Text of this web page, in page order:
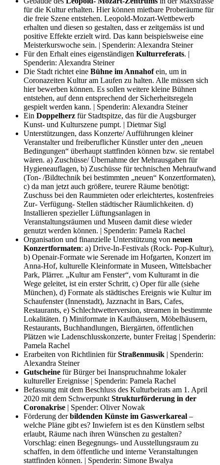
für die Kultur erhalten. Hier können mietbare Proberäume für
die freie Szene entstehen. Leopold-Mozart-Wettbewerb
erhalten und diesen so gestalten, dass er zeitgemäss ist und
positive Effekte erzielt wird. Das kann beispielsweise eine
Meisterkurswoche sein. | Spenderin: Alexandra Steiner
Für den Erhalt eines eigenständigen Kulturreferats. |
Spenderin: Alexandra Steiner
Die Stadt richtet eine Bühne im Annahofein, um in
Coronazeiten Kultur am Laufen zu halten. Alle müssen sich
hier bewerben können. Es sollen weitere kleine Bühnen
entstehen, auf denn entsprechend der Sicherheitsregeln
gespielt werden kann. | Spenderin: Alexandra Steiner
Ein Doppelherz für Stadtspitze, das für die Augsburger
Kunst- und Kulturszene pumpt. | Dietmar Sigl
Unterstützungen, dass Konzerte/ Aufführungen kleiner
Veranstalter und freiberuflicher Künstler unter den „neuen
Bedingungen“ überhaupt stattfinden können bzw. sie rentabel
wären. a) Zuschüsse/ Übernahme der Mehrausgaben für
Hygieneauflagen, b) Zuschüsse für technischen Mehraufwand
(Ton- /Bildtechnik bei bestimmten „neuen“ Konzertformaten),
c) da man jetzt auch größere, teurere Räume benötigt:
Zuschuss bei den Raummieten oder erleichtertes, kostenfreies
Zur- Verfügung- Stellen städtischer Räumlichkeiten. d)
Installieren spezieller Lüftungsanlagen in
Veranstaltungsräumen und Museen damit diese wieder
genutzt werden können. | Spenderin: Pamela Rachel
Organisation und finanzielle Unterstützung von neuen
Konzertformaten: a) Drive-In-Festivals (Rock- Pop-Kultur),
b) Openair-Formate wie Serenade im Hofgarten, Konzert im
Anna-Hof, kulturelle Kleinformate in Museen, Wittelsbacher
Park, Plärrer. „Kultur am Fenster“, vom Kulturamt in die
Wege geleitet, ist ein erster Schritt, c) Oper für alle (siehe
München), d) Formate als städtisches Ereignis wie Kultur im
Schaufenster (Innenstadt), Jazznacht in Bars, Cafes,
Restaurants, e) Schlechtwetterversion, streamen in bestimmte
Lokalitäten. f) Miniformate in Kaufhäusern, Möbelhäusern,
Restaurants, Buchhandlungen, Biergärten, öffentlichen
Plätzen wie Ladenschlusskonzerte, bunter Freitag | Spenderin:
Pamela Rachel
Erarbeiten von Richtlinien fürStraßenmusik | Spenderin:
Alexandra Steiner
Gutscheine für Bürger bei Inanspruchnahme lokaler
kultureller Ereignisse | Spenderin: Pamela Rachel
Befassung mit dem Beschluss des Kulturbeirats am 1. April
2020 mit dem Schwerpunkt Strukturförderung in der
Coronakrise | Spender: Oliver Nowak
Förderung derbildenden Künste im Gaswerkareal –
welche Pläne gibt es? Inwiefern ist es den Künstlern selbst
erlaubt, Räume nach ihren Wünschen zu gestalten?
Vorschlag: einen Begegnungs- und Ausstellungsraum zu
schaffen, in dem öffentliche und interne Veranstaltungen
stattfinden können. | Spenderin: Simone Bwalya